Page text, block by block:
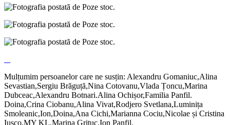
Mulțumim persoanelor care ne susțin: Alexandru Gomaniuc,Alina
Sevastian,Sergiu Brăguță,Nina Cotovanu,Vlada Țoncu,Marina
Dubceac,Alexandru Botnari.Alina Ochișor,Familia Panfil.
Doina,Crina Ciobanu,Alina Vivat,Rodjero Svetlana,Luminița
Smoleanic,Ion,Doina,Ana Cichi,Marianna Cociu,Nicolae și Cristina
Iusco,MY KL,Marina Grițuc.Ion Panfil.